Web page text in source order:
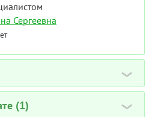
Сергеевна
›
(1) ›